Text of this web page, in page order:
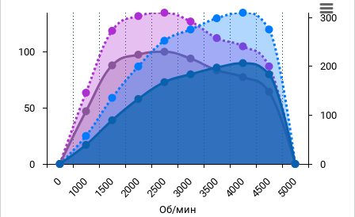
Об/мин
0 1000 1500 2000 2500 3000 3500 4000 4500 5000
0
50
100
0
100
200
300